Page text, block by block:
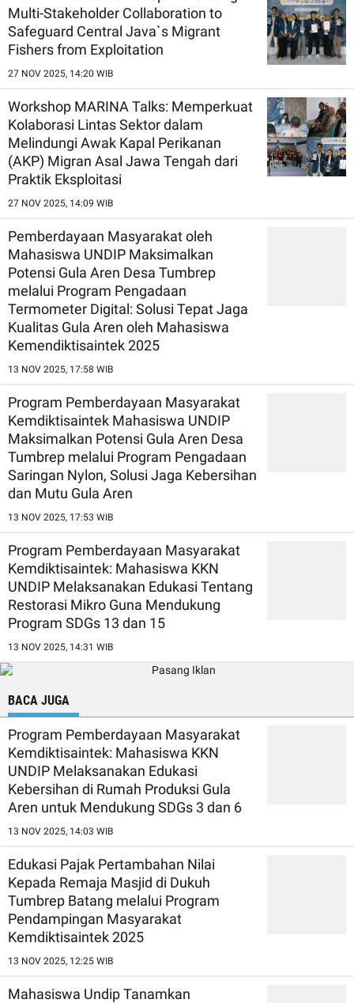
Multi-Stakeholder Collaboration to
Safeguard Central Java`s Migrant
Fishers from Exploitation
27 NOV 2025, 14:20 WIB
Workshop MARINA Talks: Memperkuat
Kolaborasi Lintas Sektor dalam
Melindungi Awak Kapal Perikanan
(AKP) Migran Asal Jawa Tengah dari
Praktik Eksploitasi
27 NOV 2025, 14:09 WIB
Pemberdayaan Masyarakat oleh
Mahasiswa UNDIP Maksimalkan
Potensi Gula Aren Desa Tumbrep
melalui Program Pengadaan
Termometer Digital: Solusi Tepat Jaga
Kualitas Gula Aren oleh Mahasiswa
Kemendiktisaintek 2025
13 NOV 2025, 17:58 WIB
Program Pemberdayaan Masyarakat
Kemdiktisaintek Mahasiswa UNDIP
Maksimalkan Potensi Gula Aren Desa
Tumbrep melalui Program Pengadaan
Saringan Nylon, Solusi Jaga Kebersihan
dan Mutu Gula Aren
13 NOV 2025, 17:53 WIB
Program Pemberdayaan Masyarakat
Kemdiktisaintek: Mahasiswa KKN
UNDIP Melaksanakan Edukasi Tentang
Restorasi Mikro Guna Mendukung
Program SDGs 13 dan 15
13 NOV 2025, 14:31 WIB
BACA JUGA
Program Pemberdayaan Masyarakat
Kemdiktisaintek: Mahasiswa KKN
UNDIP Melaksanakan Edukasi
Kebersihan di Rumah Produksi Gula
Aren untuk Mendukung SDGs 3 dan 6
13 NOV 2025, 14:03 WIB
Edukasi Pajak Pertambahan Nilai
Kepada Remaja Masjid di Dukuh
Tumbrep Batang melalui Program
Pendampingan Masyarakat
Kemdiktisaintek 2025
13 NOV 2025, 12:25 WIB
Mahasiswa Undip Tanamkan